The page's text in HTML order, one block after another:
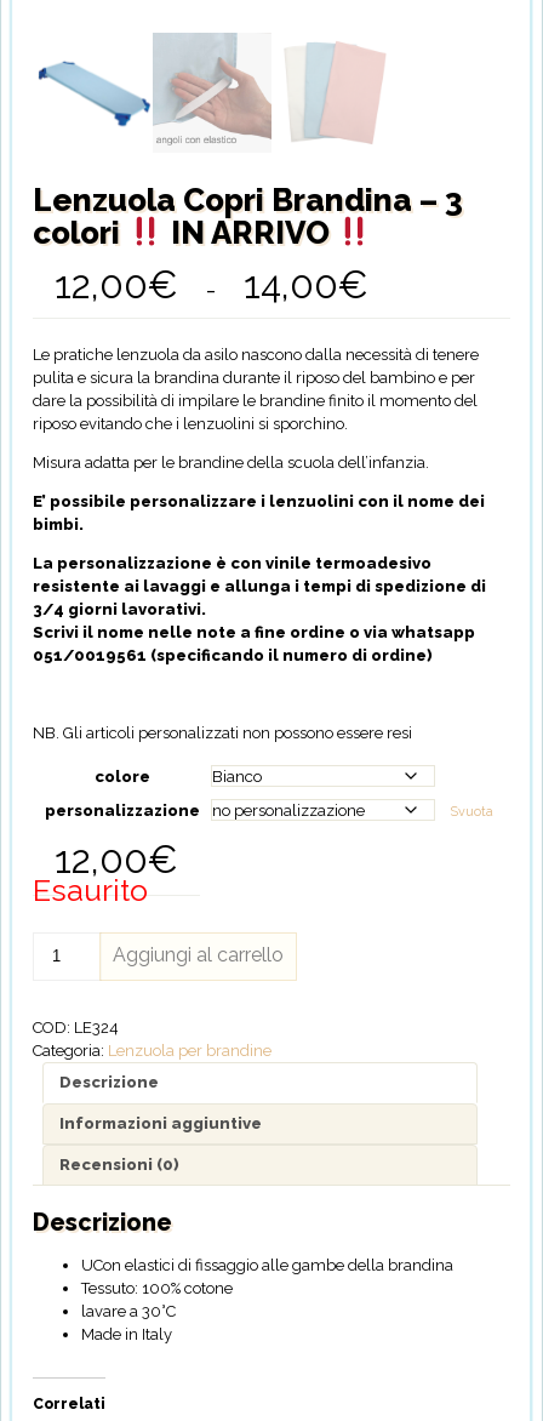
Lenzuola Copri Brandina – 3
colori
IN ARRIVO
12,00€ - 14,00€
da
12,00€
a
Le pratiche lenzuola da asilo nascono dalla necessità di tenere
pulita e sicura la brandina durante il riposo del bambino e per
dare la possibilità di impilare le brandine finito il momento del
riposo evitando che i lenzuolini si sporchino.
Misura adatta per le brandine della scuola dell’infanzia.
E’ possibile personalizzare i lenzuolini con il nome dei
bimbi.
La personalizzazione è con vinile termoadesivo
resistente ai lavaggi e allunga i tempi di spedizione di
3/4 giorni lavorativi.
Scrivi il nome nelle note a fine ordine o via whatsapp
051/0019561 (specificando il numero di ordine)
NB. Gli articoli personalizzati non possono essere resi
colore
personalizzazione
Svuota
12,00€
Esaurito
Copri
3
colori
IN
ARRIVO
quantità
Aggiungi al carrello
COD: LE324
Categoria: Lenzuola per brandine
Descrizione
Informazioni aggiuntive
Recensioni (0)
Descrizione
UCon elastici di fissaggio alle gambe della brandina
Tessuto: 100% cotone
lavare a 30°C
Made in Italy
Correlati